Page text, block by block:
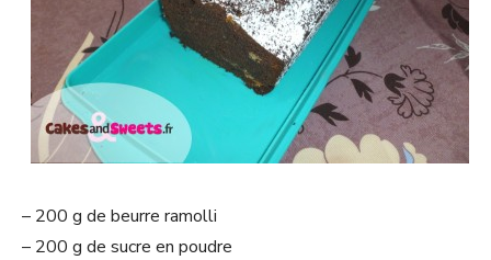
– 200 g de beurre ramolli
– 200 g de sucre en poudre